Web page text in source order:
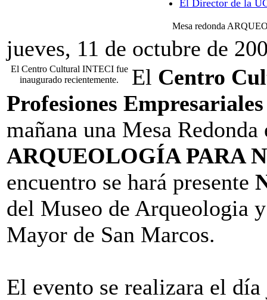
El Director de la
Mesa redonda
jueves, 11 de octubre de
El Centro Cultural INTECI fue
inaugurado recientemente.
El Centro
Profesiones
mañana una Mesa
ARQUEOLOGÍA PARA
encuentro se hará presente
del Museo de Arqueologia
Mayor de San Marcos.
El evento se realizara el